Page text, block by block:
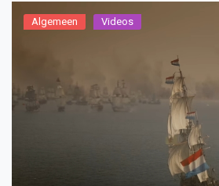
Algemeen Videos